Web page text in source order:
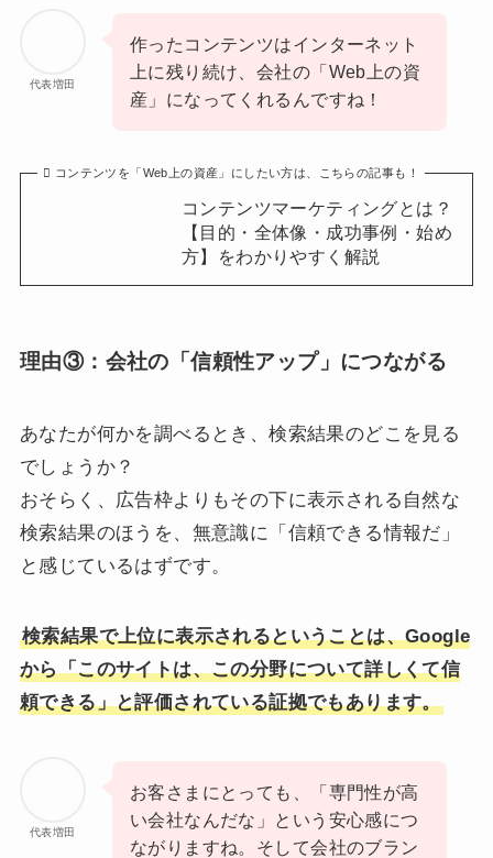
代表増田
作ったコンテンツはインターネット
上に残り続け、会社の「Web上の資
産」になってくれるんですね！
コンテンツを「Web上の資産」にしたい方は、こちらの記事も！
コンテンツマーケティングとは？
【目的・全体像・成功事例・始め
方】をわかりやすく解説
理由③： 会社の「信頼性アップ」につながる
あなたが何かを調べるとき、検索結果のどこを見る
でしょうか？
おそらく、広告枠よりもその下に表示される自然な
検索結果のほうを、無意識に「信頼できる情報だ」
と感じているはずです。
検索結果で上位に表示されるということは、Google
から「このサイトは、この分野について詳しくて信
頼できる」と評価されている証拠でもあります。
代表増田
お客さまにとっても、「専門性が高
い会社なんだな」という安心感につ
ながりますね。そして会社のブラン